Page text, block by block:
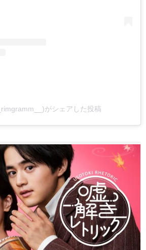
がシェアした投稿